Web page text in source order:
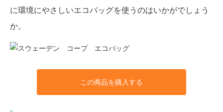
に環境にやさしいエコバッグを使うのはいかがでしょう
か。
この商品を購入する